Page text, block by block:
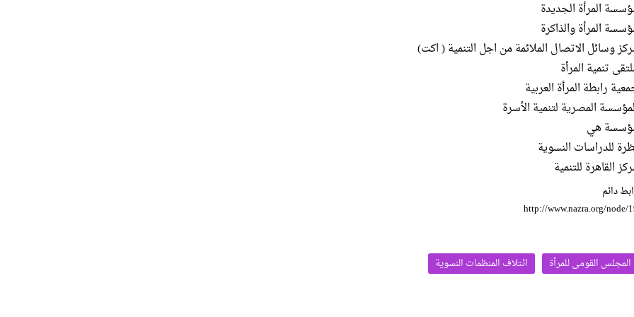
المرأة الجديدة
المرأة والذاكرة
وسائل الاتصال الملائمة من اجل التنمية ( اكت)
تنمية المرأة
رابطة المرأة العربية
المصرية لتنمية الأسرة
هي
للدراسات النسوية
القاهرة للتنمية
دائم
http://www.nazra.org/node/
المجلس القومى للمرأة ائتلاف المنظمات النسوية